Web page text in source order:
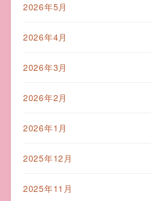
2026年5月
2026年4月
2026年3月
2026年2月
2026年1月
2025年12月
2025年11月